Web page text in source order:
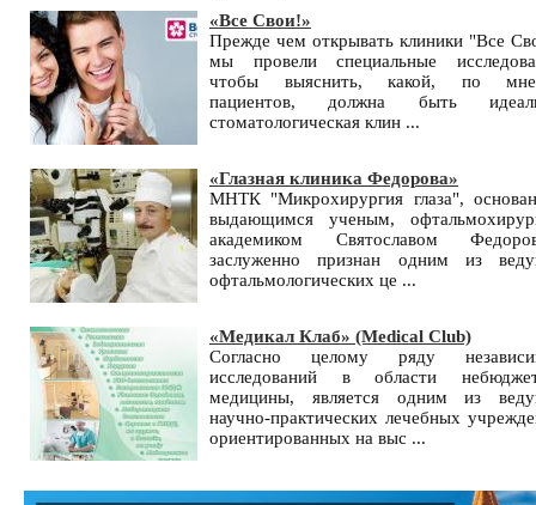
«Все Свои!»
Прежде чем открывать клиники "Все
мы провели специальные
чтобы выяснить, какой, по
пациентов, должна быть
стоматологическая клин ...
«Глазная клиника Федорова»
МНТК "Микрохирургия глаза",
выдающимся ученым,
академиком Святославом
заслуженно признан одним из
офтальмологических це ...
«Медикал Клаб» (Medical Club)
Согласно целому ряду
исследований в области
медицины, является одним из
научно-практических лечебных
ориентированных на выс ...